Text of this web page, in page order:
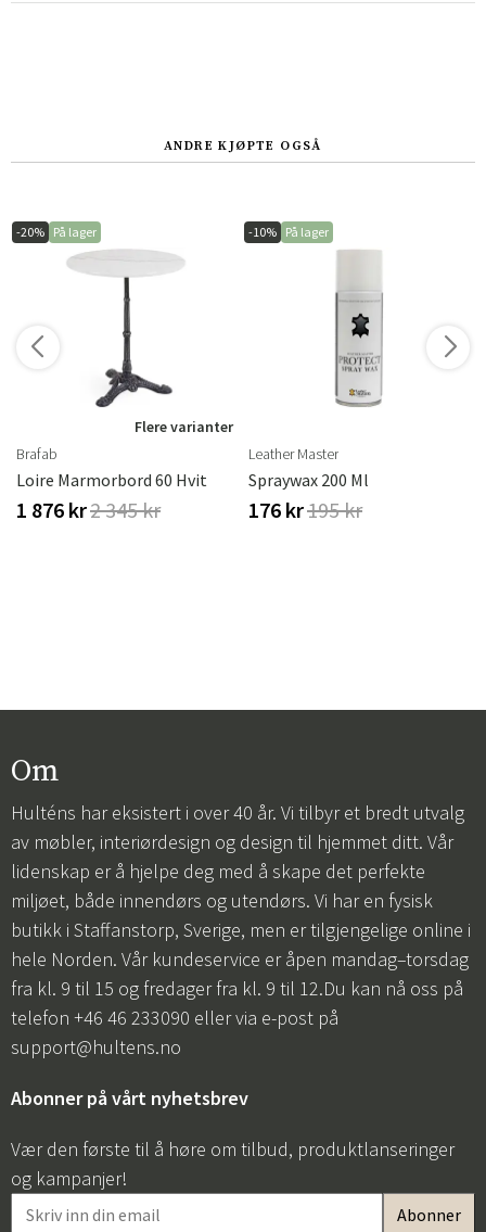
ANDRE KJØPTE OGSÅ
-20% På lager
Flere varianter
Brafab
Loire Marmorbord 60 Hvit
1 876 kr2 345 kr
-10% På lager
Leather Master
Spraywax 200 Ml
176 kr195 kr
Om
Hulténs har eksistert i over 40 år. Vi tilbyr et bredt utvalg
av møbler, interiørdesign og design til hjemmet ditt. Vår
lidenskap er å hjelpe deg med å skape det perfekte
miljøet, både innendørs og utendørs. Vi har en fysisk
butikk i Staffanstorp, Sverige, men er tilgjengelige online i
hele Norden. Vår kundeservice er åpen mandag–torsdag
fra kl. 9 til 15 og fredager fra kl. 9 til 12.Du kan nå oss på
telefon +46 46 233090 eller via e-post på
support@hultens.no
Abonner på vårt nyhetsbrev
Vær den første til å høre om tilbud, produktlanseringer
og kampanjer!